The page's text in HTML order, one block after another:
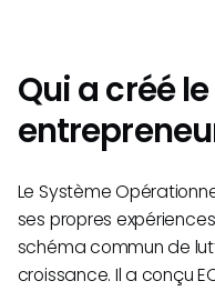
Qui a créé
Le Système
ses propres
schéma commun de
croissance. Il a conçu